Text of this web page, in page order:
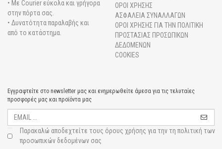
• Με Courier εύκολα και γρήγορα
στην πόρτα σας.
• Δυνατότητα παραλαβής και
από το κατάστημα.
ΟΡΟΙ ΧΡΗΣΗΣ
ΑΣΦΑΛΕΙΑ ΣΥΝΑΛΛΑΓΩΝ
ΟΡΟΙ ΧΡΗΣΗΣ ΓΙΑ ΤΗΝ ΠΟΛΙΤΙΚΗ
ΠΡΟΣΤΑΣΙΑΣ ΠΡΟΣΩΠΙΚΩΝ
ΔΕΔΟΜΕΝΩΝ
COOKIES
Εγγραφτείτε στο newsletter μας και ενημερωθείτε άμεσα για τις τελυταίες
προσφορές μας και προϊόντα μας
Παρακαλώ αποδεχτείτε τους όρους χρήσης για την τη πολιτική των
προσωπικών δεδομένων σας